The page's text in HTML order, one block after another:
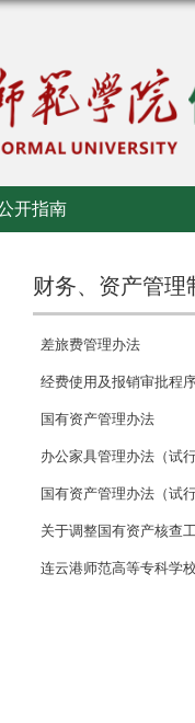
开指南
财务、资产管理
差旅费管理办法
经费使用及报销审批程
国有资产管理办法
办公家具管理办法（试
国有资产管理办法（试
关于调整国有资产核查
连云港师范高等专科学